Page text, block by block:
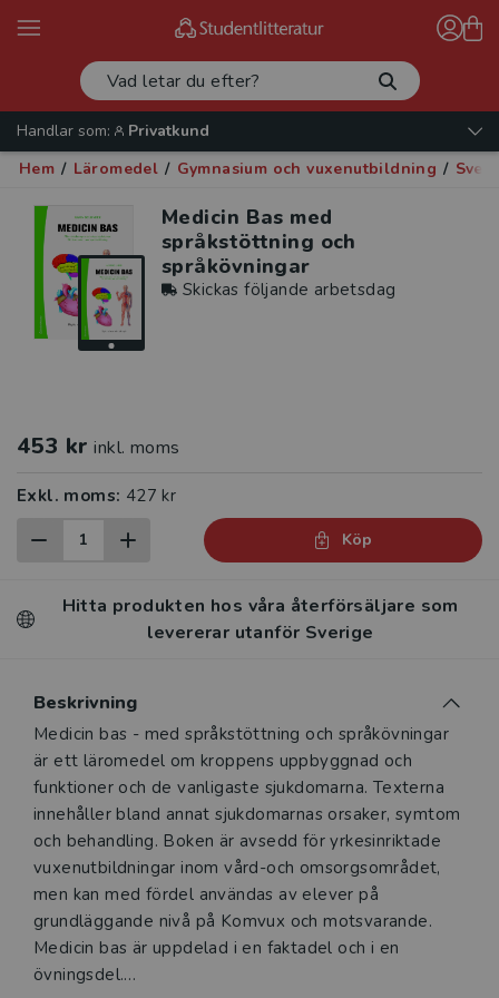
Handlar som:
Privatkund
Hem / Läromedel / Gymnasium och vuxenutbildning /
Medicin Bas med
språkstöttning och
språkövningar
Skickas följande arbetsdag
453 kr inkl. moms
Exkl. moms: 427 kr
Köp
Hitta produkten hos våra återförsäljare som
levererar utanför Sverige
Beskrivning
Beskrivning
Medicin bas - med språkstöttning och språkövningar
är ett läromedel om kroppens uppbyggnad och
funktioner och de vanligaste sjukdomarna. Texterna
innehåller bland annat sjukdomarnas orsaker, symtom
och behandling. Boken är avsedd för yrkesinriktade
vuxenutbildningar inom vård-och omsorgsområdet,
men kan med fördel användas av elever på
grundläggande nivå på Komvux och motsvarande.
Medicin bas är uppdelad i en faktadel och i en
övningsdel.